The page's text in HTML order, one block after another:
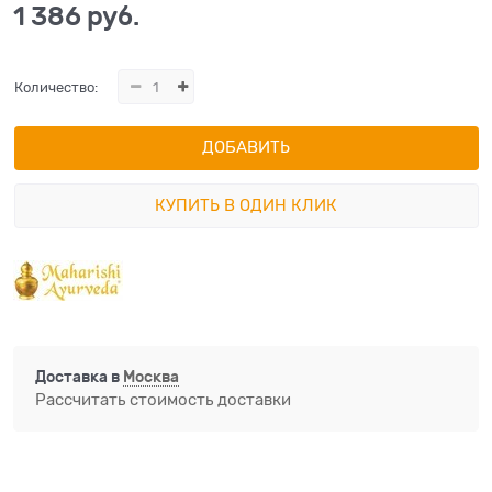
1 386 руб.
Количество:
ДОБАВИТЬ
КУПИТЬ В ОДИН КЛИК
Доставка в Москва
Рассчитать стоимость доставки